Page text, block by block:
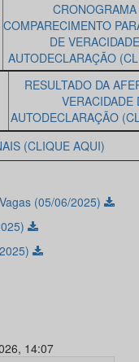
COMPARECIMENTO
DE
AUTODECLARAÇÃO
RESULTADO DA
VERACIDADE
AUTODECLARAÇÃO
(CLIQUE AQUI)
(05/06/2025)
14:07